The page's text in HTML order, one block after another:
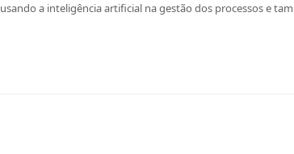
a inteligência artificial na gestão dos processos e